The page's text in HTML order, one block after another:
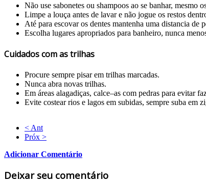
Não use sabonetes ou shampoos ao se banhar, mesmo
Limpe a louça antes de lavar e não jogue os restos
Até para escovar os dentes mantenha uma distancia de
Escolha lugares apropriados para banheiro, nunca
Cuidados com as trilhas
Procure sempre pisar em trilhas marcadas.
Nunca abra novas trilhas.
Em áreas alagadiças, calce–as com pedras para evitar
Evite costear rios e lagos em subidas, sempre suba em
< Ant
Próx >
Adicionar Comentário
Deixar seu comentário